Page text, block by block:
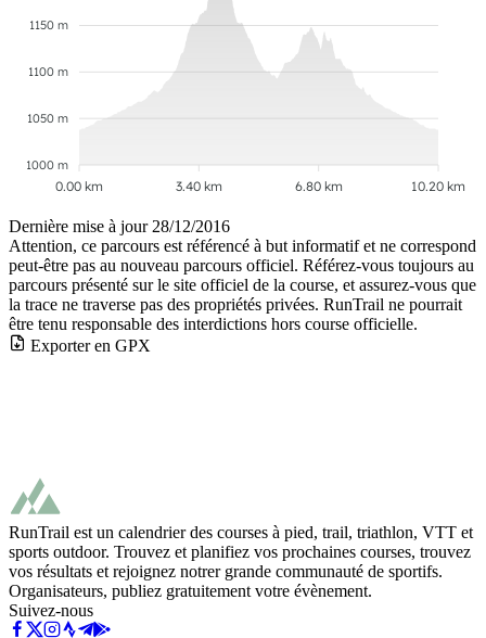
1150 m
1100 m
1050 m
1000 m
0.00 km 3.40 km 6.80 km 10.20 km
Dernière mise à jour 28/12/2016
Attention, ce parcours est référencé à but informatif et ne correspond
peut-être pas au nouveau parcours officiel. Référez-vous toujours au
parcours présenté sur le site officiel de la course, et assurez-vous que
la trace ne traverse pas des propriétés privées. RunTrail ne pourrait
être tenu responsable des interdictions hors course officielle.
Exporter en GPX
RunTrail est un calendrier des courses à pied, trail, triathlon, VTT et
sports outdoor. Trouvez et planifiez vos prochaines courses, trouvez
vos résultats et rejoignez notrer grande communauté de sportifs.
Organisateurs, publiez gratuitement votre évènement.
Suivez-nous